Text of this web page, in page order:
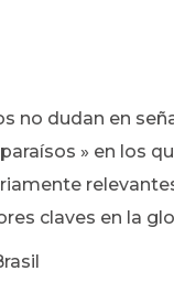
no dudan en
» en los
claves en la